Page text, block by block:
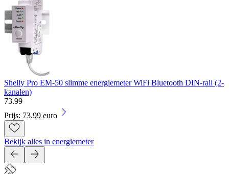
Shelly Pro EM-50 slimme energiemeter WiFi Bluetooth DIN-rail (2-
kanalen)
73.99
Prijs: 73.99 euro
Bekijk alles in energiemeter